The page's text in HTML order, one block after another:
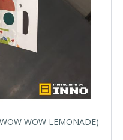
WOW LEMONADE)